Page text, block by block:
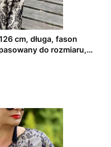
cm, długa, fason
do rozmiaru,
SATYNIE